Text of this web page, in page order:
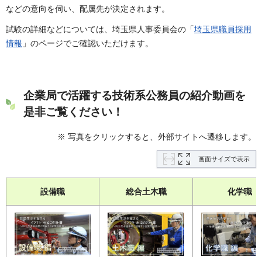
などの意向を伺い、配属先が決定されます。
試験の詳細などについては、埼玉県人事委員会の「埼玉県職員採用
情報 」のページでご確認いただけます。
企業局で活躍する技術系公務員の紹介動画を
是非ご覧ください！
※ 写真をクリックすると、外部サイトへ遷移します。
画面サイズで表示
設備職 総合土木職 化学職